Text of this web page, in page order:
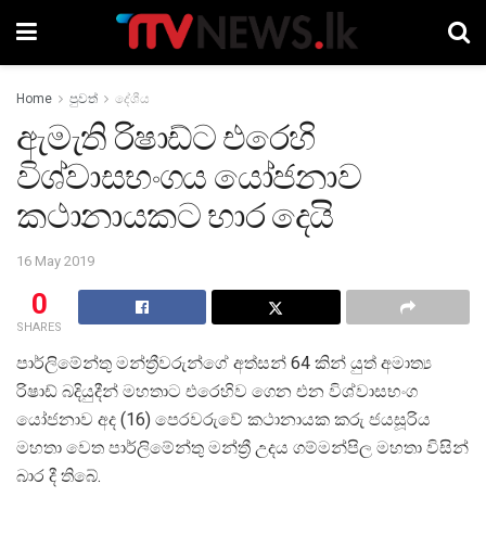
Home පුවත් දේශීය
ඇමැති රිෂාඩ්ට එරෙහි
විශ්වාසභංගය යෝජනාව
කථානායකට භාර දෙයි
16 May 2019
0
SHARES
පාර්ලිමේන්තු මන්ත්‍රීවරුන්ගේ අත්සන් 64 කින් යුත් අමාත්‍ය
රිෂාඩ් බදියුදීන් මහතාට එරෙහිව ගෙන එන විශ්වාසභංග
යෝජනාව අද (16) පෙරවරුවේ කථානායක කරු ජයසූරිය
මහතා වෙත පාර්ලිමේන්තු මන්ත්‍රී උදය ගම්මන්පිල මහතා විසින්
බාර දී තිබේ.